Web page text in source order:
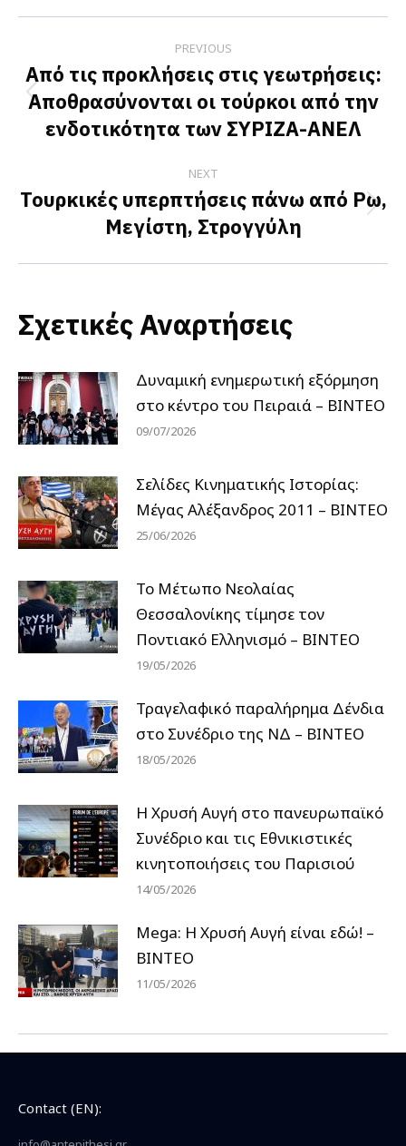
Facebook
X
LinkedIn
navigation
PREVIOUS
Previous
post:
Από τις προκλήσεις στις γεωτρήσεις:
Αποθρασύνονται οι τούρκοι από την
ενδοτικότητα των ΣΥΡΙΖΑ-ΑΝΕΛ
NEXT
Next
post:
Τουρκικές υπερπτήσεις πάνω από Ρω,
Μεγίστη, Στρογγύλη
Σχετικές Αναρτήσεις
Δυναμική ενημερωτική εξόρμηση
στο κέντρο του Πειραιά – ΒΙΝΤΕΟ
09/07/2026
Σελίδες Κινηματικής Ιστορίας:
Μέγας Αλέξανδρος 2011 – ΒΙΝΤΕΟ
25/06/2026
Το Μέτωπο Νεολαίας
Θεσσαλονίκης τίμησε τον
Ποντιακό Ελληνισμό – ΒΙΝΤΕΟ
19/05/2026
Τραγελαφικό παραλήρημα Δένδια
στο Συνέδριο της ΝΔ – ΒΙΝΤΕΟ
18/05/2026
Η Χρυσή Αυγή στο πανευρωπαϊκό
Συνέδριο και τις Εθνικιστικές
κινητοποιήσεις του Παρισιού
14/05/2026
Mega: Η Χρυσή Αυγή είναι εδώ! –
ΒΙΝΤΕΟ
11/05/2026
Contact (EN):